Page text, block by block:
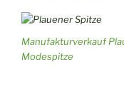
Manufakturverkauf
Modespitze